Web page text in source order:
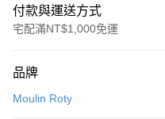
付款與運送方式
宅配滿NT$1,000免運
信用卡一次付款
品牌
Moulin Roty